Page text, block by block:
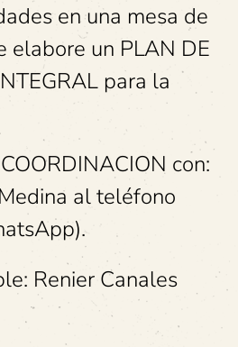
en una mesa de
elabore un PLAN DE
para la
con:
al teléfono
Renier Canales